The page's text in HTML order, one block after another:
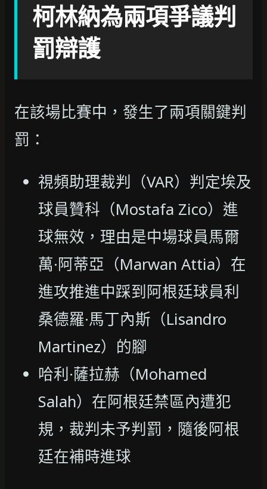
柯林納為兩項爭議判
罰辯護
在該場比賽中，發生了兩項關鍵判
罰：
視頻助理裁判（VAR）判定埃及
球員贊科（Mostafa Zico）進
球無效，理由是中場球員馬爾
萬·阿蒂亞（Marwan Attia）在
進攻推進中踩到阿根廷球員利
桑德羅·馬丁內斯（Lisandro
Martinez）的腳
哈利·薩拉赫（Mohamed
Salah）在阿根廷禁區內遭犯
規，裁判未予判罰，隨後阿根
廷在補時進球